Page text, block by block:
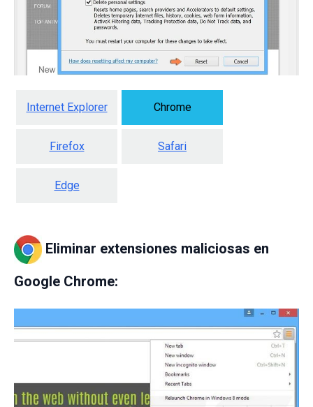
Internet Explorer Chrome
Firefox Safari
Edge
Eliminar extensiones maliciosas en
Google Chrome: